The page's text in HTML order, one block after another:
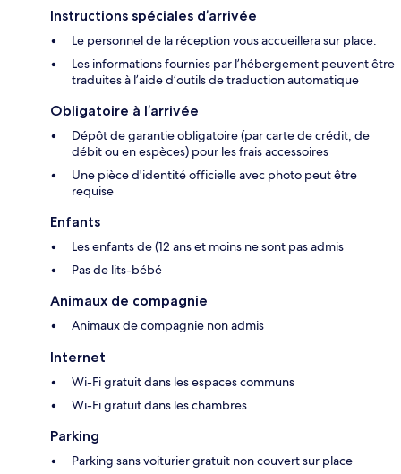
Instructions spéciales d’arrivée
Le personnel de la réception vous accueillera sur place.
Les informations fournies par l’hébergement peuvent être
traduites à l’aide d’outils de traduction automatique
Obligatoire à l’arrivée
Dépôt de garantie obligatoire (par carte de crédit, de
débit ou en espèces) pour les frais accessoires
Une pièce d'identité officielle avec photo peut être
requise
Enfants
Les enfants de (12 ans et moins ne sont pas admis
Pas de lits-bébé
Animaux de compagnie
Animaux de compagnie non admis
Internet
Wi-Fi gratuit dans les espaces communs
Wi-Fi gratuit dans les chambres
Parking
Parking sans voiturier gratuit non couvert sur place